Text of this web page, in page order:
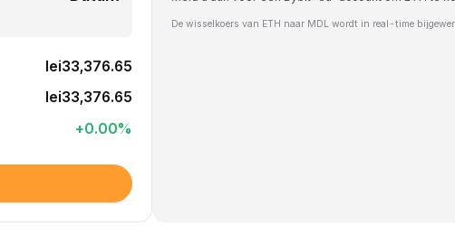
lei33,376.65
lei33,376.65
+0.00%
De wisselkoers van ETH naar MDL wordt in real-time